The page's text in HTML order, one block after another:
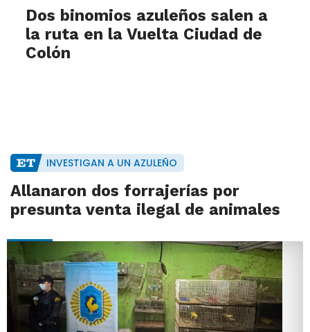
Dos binomios azuleños salen a
la ruta en la Vuelta Ciudad de
Colón
INVESTIGAN A UN AZULEÑO
Allanaron dos forrajerías por
presunta venta ilegal de animales